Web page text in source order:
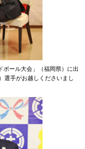
ボール大会」（福岡県）に出
選手がお越しくださいまし